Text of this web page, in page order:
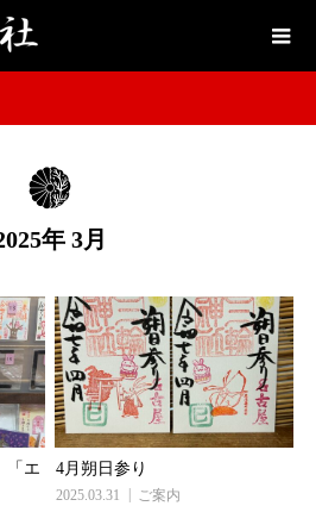
年 3月
「エ
4月朔日参り
2025.03.31 ご案内